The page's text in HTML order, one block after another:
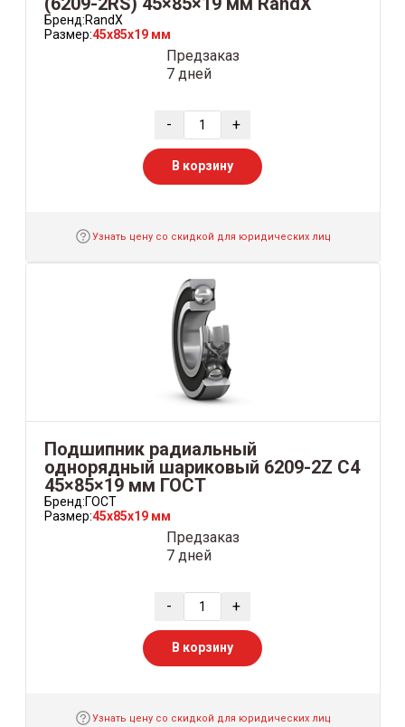
Бренд:RandX
Размер:45x85x19 мм
Предзаказ
7 дней
- +
В корзину
Узнать цену со скидкой для юридических лиц
Подшипник радиальный
однорядный шариковый 6209-2Z C4
45×85×19 мм ГОСТ
Бренд:ГОСТ
Размер:45x85x19 мм
Предзаказ
7 дней
- +
В корзину
Узнать цену со скидкой для юридических лиц